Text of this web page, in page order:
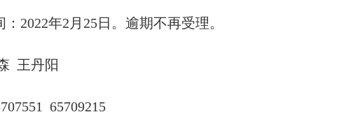
年2月25日。逾期不再受理。
王丹阳
65709215